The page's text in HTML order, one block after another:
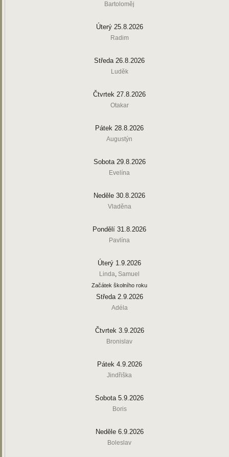
Bartoloměj
Úterý 25.8.2026
Radim
Středa 26.8.2026
Luděk
Čtvrtek 27.8.2026
Otakar
Pátek 28.8.2026
Augustýn
Sobota 29.8.2026
Evelína
Neděle 30.8.2026
Vladěna
Pondělí 31.8.2026
Pavlína
Úterý 1.9.2026
Linda, Samuel
Začátek školního roku
Středa 2.9.2026
Adéla
Čtvrtek 3.9.2026
Bronislav
Pátek 4.9.2026
Jindřiška
Sobota 5.9.2026
Boris
Neděle 6.9.2026
Boleslav